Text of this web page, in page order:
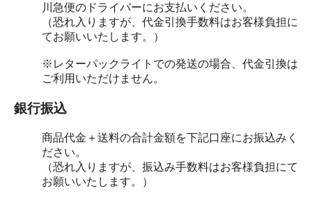
川急便のドライバーにお支払いください。
（恐れ入りますが、代金引換手数料はお客様負担に
てお願いいたします。）
※レターパックライトでの発送の場合、代金引換は
ご利用いただけません。
銀行振込
商品代金＋送料の合計金額を下記口座にお振込みく
ださい。
（恐れ入りますが、振込み手数料はお客様負担にて
お願いいたします。）